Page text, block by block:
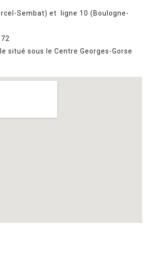
Sembat) et ligne 10 (Boulogne-
situé sous le Centre Georges-Gorse